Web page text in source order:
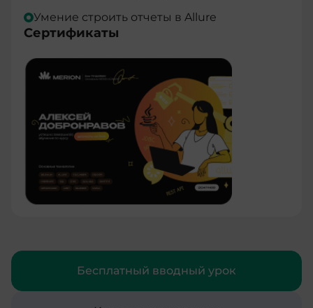
Умение строить отчеты в Allure
Сертификаты
Бесплатный вводный урок